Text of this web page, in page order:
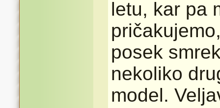
letu, kar pa
posek
nekoliko
model.